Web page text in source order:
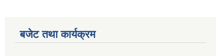
बजेट तथा कार्यक्रम